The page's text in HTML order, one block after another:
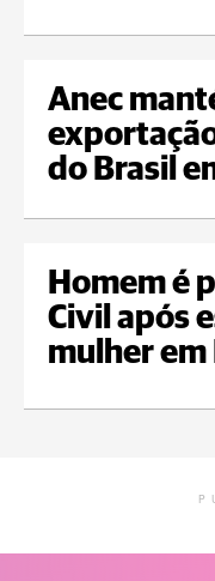
Anec
do Brasil
Homem é
Civil após
mulher em